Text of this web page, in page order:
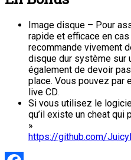
Image disque – Pour
rapide et efficace en
recommande vivement
disque dur système sur
également de devoir
place. Vous pouvez par
live CD.
Si vous utilisez le
qu’il existe un cheat qui
»
https://github.com/